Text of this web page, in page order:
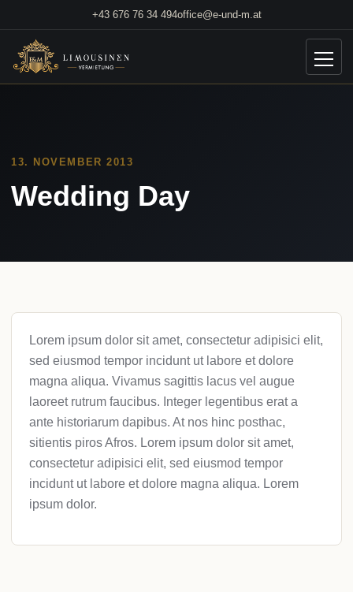
to
content
+43 676 76 34 494office@e-und-m.at
13. NOVEMBER 2013
Wedding Day
Lorem ipsum dolor sit amet, consectetur adipisici elit,
sed eiusmod tempor incidunt ut labore et dolore
magna aliqua. Vivamus sagittis lacus vel augue
laoreet rutrum faucibus. Integer legentibus erat a
ante historiarum dapibus. At nos hinc posthac,
sitientis piros Afros. Lorem ipsum dolor sit amet,
consectetur adipisici elit, sed eiusmod tempor
incidunt ut labore et dolore magna aliqua. Lorem
ipsum dolor.